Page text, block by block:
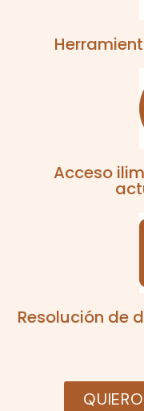
Acceso
Resolución de